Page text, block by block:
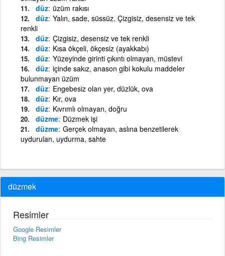
düz üzüm rakısı
düz Yalın, sade, süssüz. Çizgisiz, desensiz ve tek
renkli
düz Çizgisiz, desensiz ve tek renkli
düz Kısa ökçeli, ökçesiz (ayakkabı)
düz Yüzeyinde girinti çıkıntı olmayan, müstevi
düz içinde sakız, anason gibi kokulu maddeler
bulunmayan üzüm
düz Engebesiz olan yer, düzlük, ova
düz Kır, ova
düz Kıvrımlı olmayan, doğru
düzme Düzmek işi
düzme Gerçek olmayan, aslına benzetilerek
uydurulan, uydurma, sahte
düzmek
Resimler
Google Resimler
Bing Resimler